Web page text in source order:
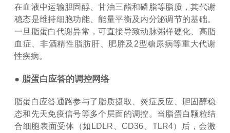
在血液中运输胆固醇、甘油三酯和磷脂等脂质，其代谢
稳态是维持细胞功能、能量平衡及内分泌调节的基础。
一旦脂蛋白代谢异常，可直接导致动脉粥样硬化、高脂
血症、非酒精性脂肪肝、肥胖及2型糖尿病等重大代谢
性疾病。
● 脂蛋白应答的调控网络
脂蛋白应答通路参与了脂质摄取、炎症反应、胆固醇稳
态和先天免疫信号等多个层面的调控。当脂蛋白颗粒结
合细胞表面受体（如LDLR、CD36、TLR4）后，会激